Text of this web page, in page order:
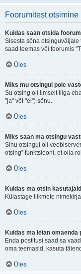
Foorumitest otsimine
Kuidas saan otsida
Sisesta sõna
saad teemas või foorumis
Üles
Miks mu otsingul pole
Su otsing oli ilmselt liiga
"ja" või "ei") sõnu.
Üles
Miks saan ma otsingu
Sinu otsingul oli
otsing” funktsiooni, et olla
Üles
Kuidas ma otsin
Külastage liikmete
Üles
Kuidas ma leian
Enda postitusi saad sa
oma teemasid, kasuta
Üles